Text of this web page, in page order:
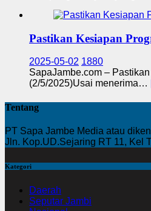
Pastikan Kesiapan
2025-05-02 1880
SapaJambe.com –
(2/5/2025)Usai menerima…
Tentang
PT Sapa Jambe Media atau
Jln. Kop.UD.Sejaring RT 11, Kel
Kategori
Daerah
Seputar Jambi